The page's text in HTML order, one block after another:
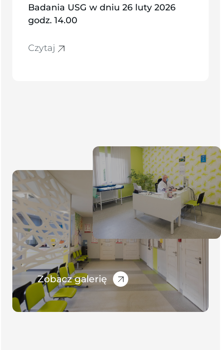
Badania USG w dniu 26 luty 2026
godz. 14.00
Czytaj
Zobacz galerię